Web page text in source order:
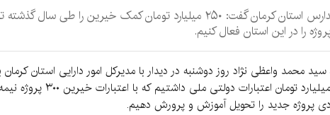
سید محمد واعظی نژاد روز دوشنبه در دیدار با مدیرکل امور دارایی استان
سال ۹۹ مبلغ ۲۴۰
پروژه‌ جدید را تحویل آموزش و پرورش دهیم.